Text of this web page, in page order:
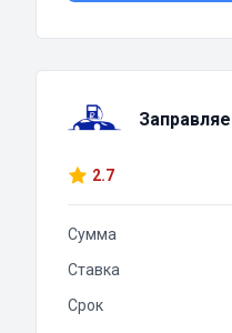
2.7
Сумма
Ставка
Срок